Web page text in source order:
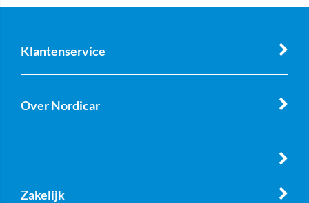
Klantenservice
Over Nordicar
Zakelijk